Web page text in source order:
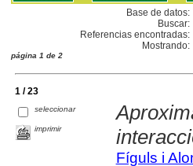
Base de datos:
Buscar:
Referencias encontradas:
Mostrando:
página 1 de 2
1 / 23
seleccionar
imprimir
Fíguls i